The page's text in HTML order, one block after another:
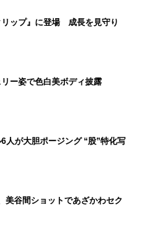
ップ』に登場 成長を見守り
ー姿で色白美ボディ披露
人が大胆ポージング “股”特化写
美谷間ショットであざかわセク